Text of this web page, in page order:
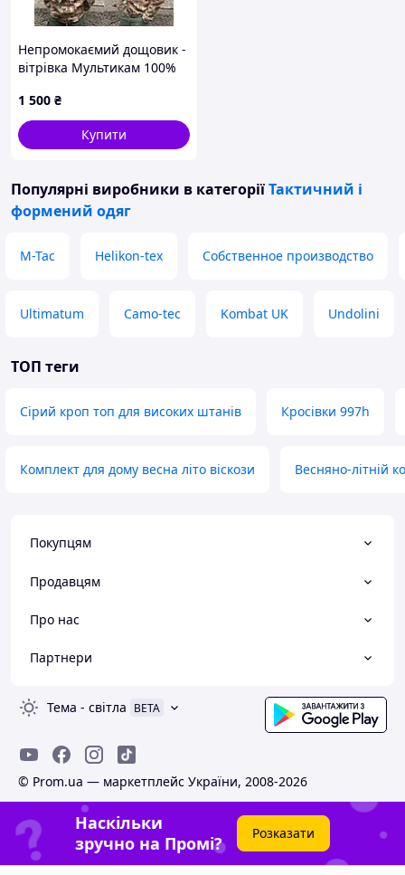
Непромокаємий дощовик -
вітрівка Мультикам 100%
1 500 ₴
Купити
Популярні виробники в категоріїТактичний і
формений одяг
M-Tac Helikon-tex Собственное производство
Ultimatum Camo-tec Kombat UK Undolini
ТОП теги
Сірий кроп топ для високих штанів Кросівки 997h
Комплект для дому весна літо віскози Весняно-літній
Покупцям
Продавцям
Про нас
Партнери
Тема - світла BETA
© Prom.ua — маркетплейс України, 2008-2026
Наскільки
зручно на Промі?
Розказати